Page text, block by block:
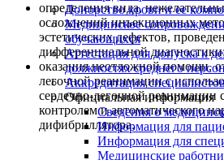
Донорство крови и ее
Медицинское
обучающихся
Аттестация для допуска к
должностях среднего
Аккредитация
Официальная информация
Сведения о
Информация для
Информация для
Медицинские
определения вида,
осложнений инъекционных
эстетических дефектов,
дифференциальной
оказания неотложной помощи,
легочной реанимации с
сердечно-легочной реанимации
контролем и автоматического
дифибриллятора.